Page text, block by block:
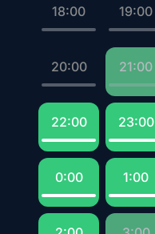
18:00 19:00
20:00 21:00
22:00 23:00
0:00 1:00